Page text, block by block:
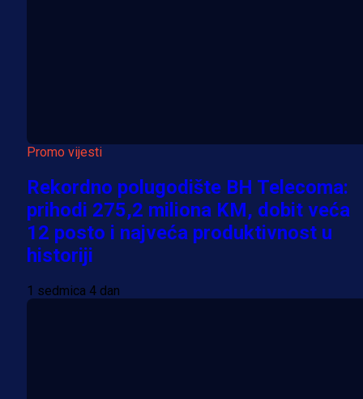
Promo vijesti
Rekordno polugodište BH Telecoma:
prihodi 275,2 miliona KM, dobit veća
12 posto i najveća produktivnost u
historiji
1 sedmica 4 dan